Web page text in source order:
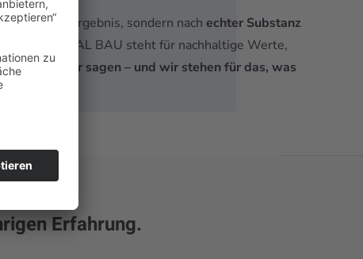
schnellen Ergebnis, sondern nachechter Substanz
MARAL BAU steht für nachhaltige Werte,
was wir sagen – und wir stehen für das, was
Erfahrung.